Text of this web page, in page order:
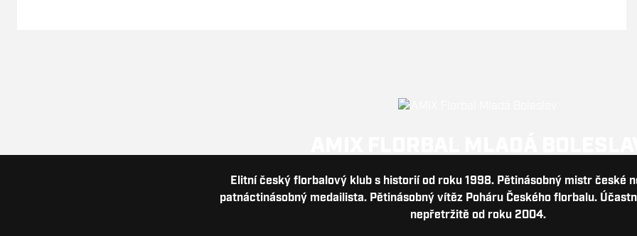
Elitní český florbalový klub s historií od roku 1998. Pětinásobný mistr české
patnáctinásobný medailista. Pětinásobný vítěz Poháru Českého florbalu.
nepřetržitě od roku 2004.